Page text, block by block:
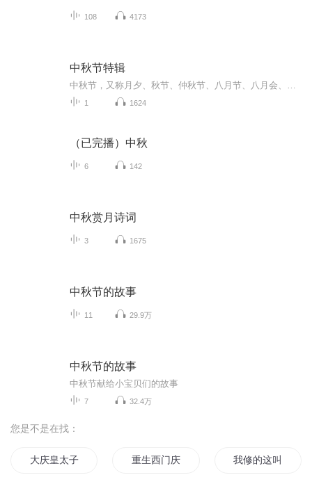
108 4173
中秋节特辑
1 1624
（已完播）中秋
6 142
中秋赏月诗词
3 1675
中秋节的故事
11 29.9万
中秋节的故事
中秋节献给小宝贝们的故事
7 32.4万
您是不是在找：
大庆皇太子 重生西门庆 我修的这叫什么仙